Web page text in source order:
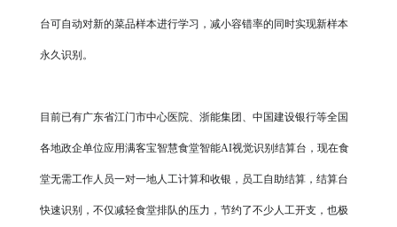
台可自动对新的菜品样本进行学习，减小容错率的同时实现新样本
永久识别。
目前已有广东省江门市中心医院、浙能集团、中国建设银行等全国
各地政企单位应用满客宝智慧食堂智能AI视觉识别结算台，现在食
堂无需工作人员一对一地人工计算和收银，员工自助结算，结算台
快速识别，不仅减轻食堂排队的压力，节约了不少人工开支，也极